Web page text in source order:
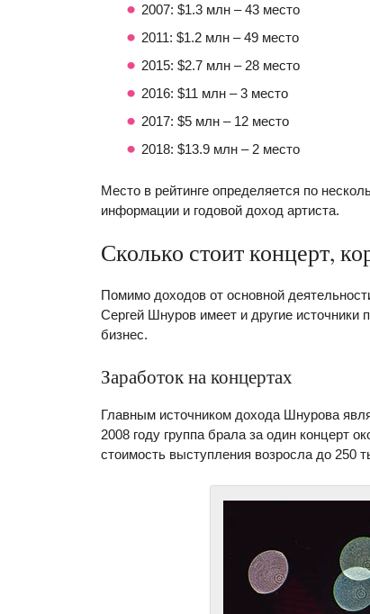
2007: $1.3 млн – 43 место
2011: $1.2 млн – 49 место
2015: $2.7 млн – 28 место
2016: $11 млн – 3 место
2017: $5 млн – 12 место
2018: $13.9 млн – 2 место
Место в рейтинге определяется по
информации и годовой доход артиста.
Сколько стоит концерт,
Помимо доходов от основной
Сергей Шнуров имеет и другие
бизнес.
Заработок на концертах
Главным источником дохода Шнурова
2008 году группа брала за один концерт
стоимость выступления возросла до 250